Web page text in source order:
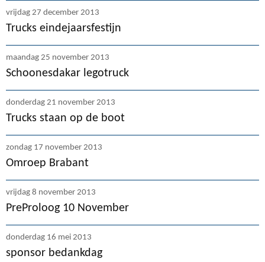
vrijdag 27 december 2013
Trucks eindejaarsfestijn
maandag 25 november 2013
Schoonesdakar legotruck
donderdag 21 november 2013
Trucks staan op de boot
zondag 17 november 2013
Omroep Brabant
vrijdag 8 november 2013
PreProloog 10 November
donderdag 16 mei 2013
sponsor bedankdag